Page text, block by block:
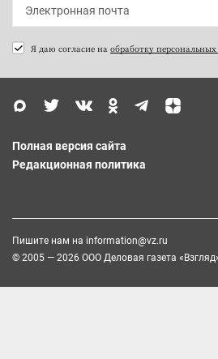
Я даю согласие на обработку
Полная версия сайта
Редакционная политика
Пишите нам на information@vz.ru
© 2005 — 2026 ООО Деловая газета